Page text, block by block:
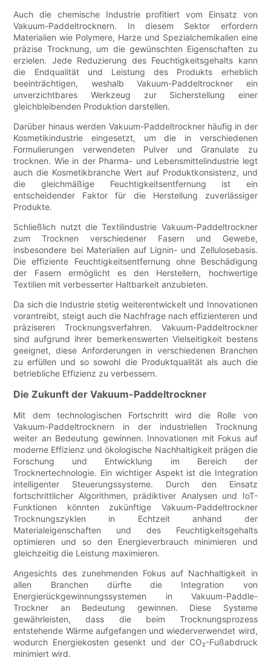
Auch die chemische Industrie profitiert vom Einsatz von
Vakuum-Paddeltrocknern. In diesem Sektor erfordern
Materialien wie Polymere, Harze und Spezialchemikalien eine
präzise Trocknung, um die gewünschten Eigenschaften zu
erzielen. Jede Reduzierung des Feuchtigkeitsgehalts kann
die Endqualität und Leistung des Produkts erheblich
beeinträchtigen, weshalb Vakuum-Paddeltrockner ein
unverzichtbares Werkzeug zur Sicherstellung einer
gleichbleibenden Produktion darstellen.
Darüber hinaus werden Vakuum-Paddeltrockner häufig in der
Kosmetikindustrie eingesetzt, um die in verschiedenen
Formulierungen verwendeten Pulver und Granulate zu
trocknen. Wie in der Pharma- und Lebensmittelindustrie legt
auch die Kosmetikbranche Wert auf Produktkonsistenz, und
die gleichmäßige Feuchtigkeitsentfernung ist ein
entscheidender Faktor für die Herstellung zuverlässiger
Produkte.
Schließlich nutzt die Textilindustrie Vakuum-Paddeltrockner
zum Trocknen verschiedener Fasern und Gewebe,
insbesondere bei Materialien auf Lignin- und Zellulosebasis.
Die effiziente Feuchtigkeitsentfernung ohne Beschädigung
der Fasern ermöglicht es den Herstellern, hochwertige
Textilien mit verbesserter Haltbarkeit anzubieten.
Da sich die Industrie stetig weiterentwickelt und Innovationen
vorantreibt, steigt auch die Nachfrage nach effizienteren und
präziseren Trocknungsverfahren. Vakuum-Paddeltrockner
sind aufgrund ihrer bemerkenswerten Vielseitigkeit bestens
geeignet, diese Anforderungen in verschiedenen Branchen
zu erfüllen und so sowohl die Produktqualität als auch die
betriebliche Effizienz zu verbessern.
Die Zukunft der Vakuum-Paddeltrockner
Mit dem technologischen Fortschritt wird die Rolle von
Vakuum-Paddeltrocknern in der industriellen Trocknung
weiter an Bedeutung gewinnen. Innovationen mit Fokus auf
moderne Effizienz und ökologische Nachhaltigkeit prägen die
Forschung und Entwicklung im Bereich der
Trocknertechnologie. Ein wichtiger Aspekt ist die Integration
intelligenter Steuerungssysteme. Durch den Einsatz
fortschrittlicher Algorithmen, prädiktiver Analysen und IoT-
Funktionen könnten zukünftige Vakuum-Paddeltrockner
Trocknungszyklen in Echtzeit anhand der
Materialeigenschaften und des Feuchtigkeitsgehalts
optimieren und so den Energieverbrauch minimieren und
gleichzeitig die Leistung maximieren.
Angesichts des zunehmenden Fokus auf Nachhaltigkeit in
allen Branchen dürfte die Integration von
Energierückgewinnungssystemen in Vakuum-Paddle-
Trockner an Bedeutung gewinnen. Diese Systeme
gewährleisten, dass die beim Trocknungsprozess
entstehende Wärme aufgefangen und wiederverwendet wird,
wodurch Energiekosten gesenkt und der CO₂-Fußabdruck
minimiert wird.